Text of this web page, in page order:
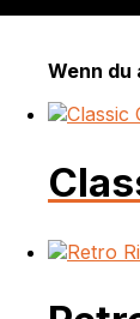
Wenn du